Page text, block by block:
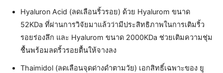
Hyaluron Acid (ลดเลือนริ้วรอย) ด้วย Hyalurom ขนาด
52KDa ที่ผ่านการวิจัยมาแล้วว่ามีประสิทธิภาพในการเติมริ้ว
รอยร่องลึก และ Hyalurom ขนาด 2000KDa ช่วยเติมความชุ่ม
ชื้นพร้อมลดริ้วรอยตื้นให้จางลง
Thaimidol (ลดเลือนจุดด่างดำตามวัย) เอกสิทธิ์เฉพาะของ ยู